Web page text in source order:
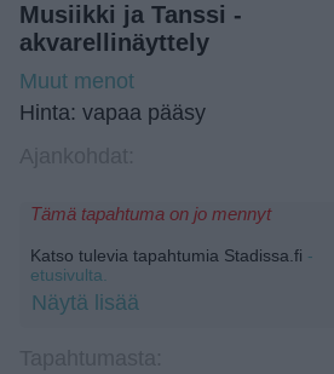
Musiikki ja Tanssi -
akvarellinäyttely
Muut menot
Hinta: vapaa pääsy
Tämä tapahtuma on jo mennyt
Katso tulevia tapahtumia Stadissa.fi -
etusivulta.
Näytä lisää